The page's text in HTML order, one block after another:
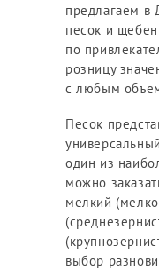
предлагаем в
песок и
по
розницу
с любым
Песок
один из
можно
мелкий
выбор